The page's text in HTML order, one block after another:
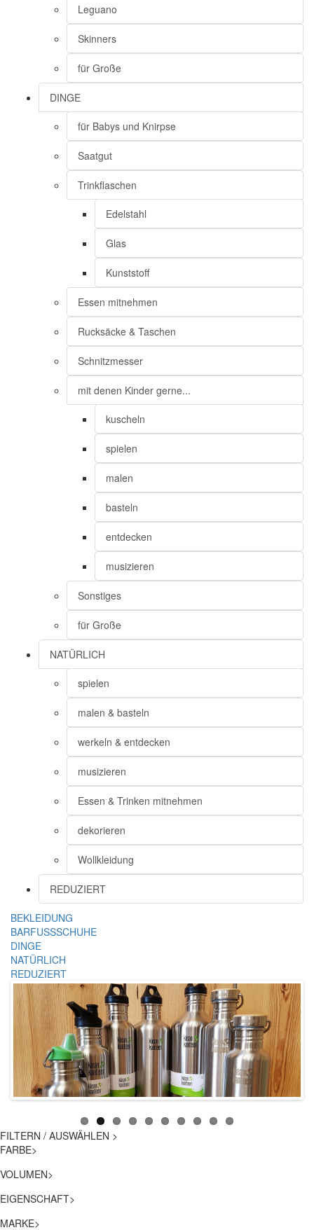
Leguano
Skinners
für Große
DINGE
für Babys und Knirpse
Saatgut
Trinkflaschen
Edelstahl
Glas
Kunststoff
Essen mitnehmen
Rucksäcke & Taschen
Schnitzmesser
mit denen Kinder gerne...
kuscheln
spielen
malen
basteln
entdecken
musizieren
Sonstiges
für Große
NATÜRLICH
spielen
malen & basteln
werkeln & entdecken
musizieren
Essen & Trinken mitnehmen
dekorieren
Wollkleidung
REDUZIERT
BEKLEIDUNG
BARFUSSSCHUHE
DINGE
NATÜRLICH
REDUZIERT
FILTERN / AUSWÄHLEN >
FARBE>
VOLUMEN>
EIGENSCHAFT>
MARKE>